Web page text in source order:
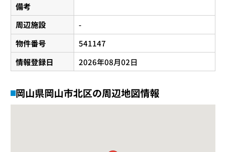
備考
周辺施設
-
物件番号
541147
情報登録日
2026年08月02日
岡山県岡山市北区の周辺地図情報